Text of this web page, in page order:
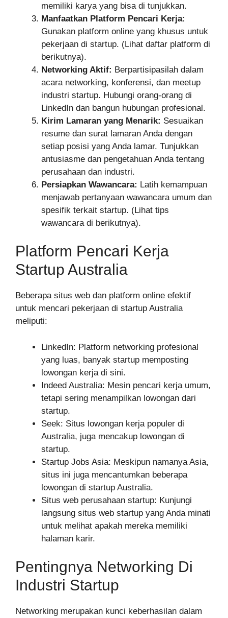
memiliki karya yang bisa di tunjukkan.
Manfaatkan Platform Pencari Kerja:
Gunakan platform online yang khusus untuk
pekerjaan di startup. (Lihat daftar platform di
berikutnya).
Networking Aktif: Berpartisipasilah dalam
acara networking, konferensi, dan meetup
industri startup. Hubungi orang-orang di
LinkedIn dan bangun hubungan profesional.
Kirim Lamaran yang Menarik: Sesuaikan
resume dan surat lamaran Anda dengan
setiap posisi yang Anda lamar. Tunjukkan
antusiasme dan pengetahuan Anda tentang
perusahaan dan industri.
Persiapkan Wawancara: Latih kemampuan
menjawab pertanyaan wawancara umum dan
spesifik terkait startup. (Lihat tips
wawancara di berikutnya).
Platform Pencari Kerja
Startup Australia
Beberapa situs web dan platform online efektif
untuk mencari pekerjaan di startup Australia
meliputi:
LinkedIn: Platform networking profesional
yang luas, banyak startup memposting
lowongan kerja di sini.
Indeed Australia: Mesin pencari kerja umum,
tetapi sering menampilkan lowongan dari
startup.
Seek: Situs lowongan kerja populer di
Australia, juga mencakup lowongan di
startup.
Startup Jobs Asia: Meskipun namanya Asia,
situs ini juga mencantumkan beberapa
lowongan di startup Australia.
Situs web perusahaan startup: Kunjungi
langsung situs web startup yang Anda minati
untuk melihat apakah mereka memiliki
halaman karir.
Pentingnya Networking Di
Industri Startup
Networking merupakan kunci keberhasilan dalam